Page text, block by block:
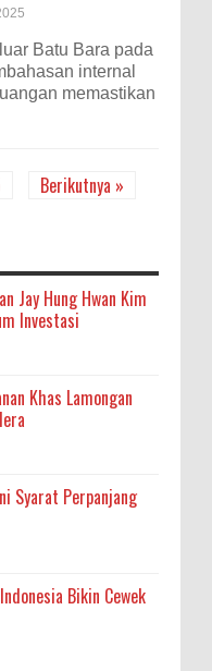
Batu Bara pada
internal
memastikan
Berikutnya »
Jay Hung Hwan Kim
Investasi
Khas Lamongan
Syarat Perpanjang
Bikin Cewek